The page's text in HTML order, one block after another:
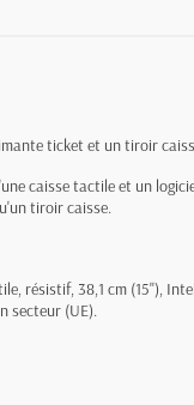
ticket et un tiroir
caisse tactile et un
tiroir caisse.
résistif, 38,1 cm (15''),
secteur (UE).